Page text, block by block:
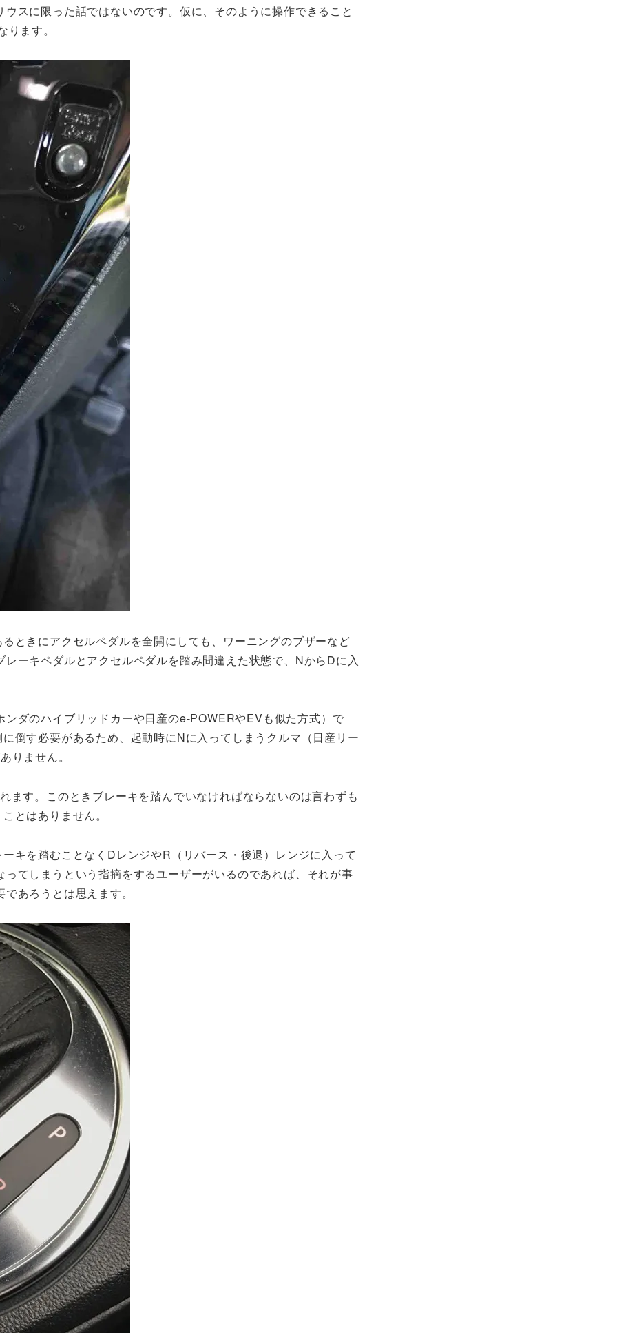
スに限った話ではないのです。仮に、そのように操作できること
ます。
ときにアクセルペダルを全開にしても、ワーニングのブザーなど
ーキペダルとアクセルペダルを踏み間違えた状態で、NからDに入
ダのハイブリッドカーや日産のe-POWERやEVも似た方式）で
倒す必要があるため、起動時にNに入ってしまうクルマ（日産リー
りません。
ます。このときブレーキを踏んでいなければならないのは言わずも
とはありません。
キを踏むことなくDレンジやR（リバース・後退）レンジに入って
てしまうという指摘をするユーザーがいるのであれば、それが事
あろうとは思えます。